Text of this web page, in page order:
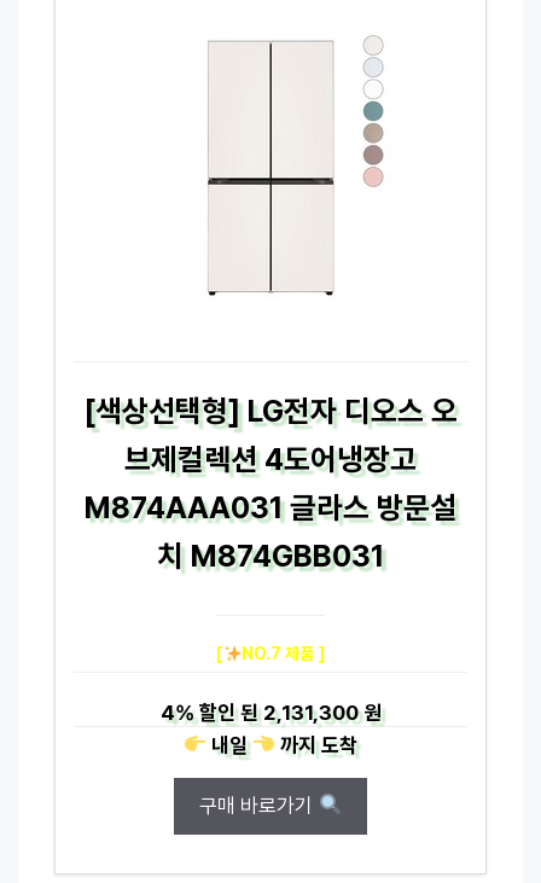
[색상선택형] LG전자 디오스 오
브제컬렉션 4도어냉장고
M874AAA031 글라스 방문설
치 M874GBB031
[ NO.7 제품 ]
4%할인 된2,131,300 원
내일
까지도착
구매 바로가기